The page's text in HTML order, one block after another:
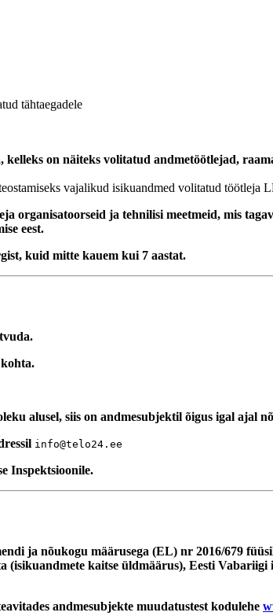
tähtaegadele
on näiteks volitatud andmetöötlejad,
vajalikud isikuandmed volitatud töötleja
organisatoorseid ja tehnilisi meetmeid, mis
eest.
kuid mitte kauem kui 7 aastat.
alusel, siis on andmesubjektil õigus igal ajal
info@telo24.ee
Inspektsioonile.
ja nõukogu määrusega (EL) nr 2016/679
kaitse üldmäärus), Eesti
andmesubjekte muudatustest kodulehe